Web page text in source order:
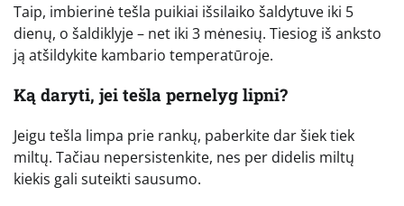
Taip, imbierinė tešla puikiai išsilaiko šaldytuve iki 5
dienų, o šaldiklyje – net iki 3 mėnesių. Tiesiog iš anksto
ją atšildykite kambario temperatūroje.
Ką daryti, jei tešla pernelyg lipni?
Jeigu tešla limpa prie rankų, paberkite dar šiek tiek
miltų. Tačiau nepersistenkite, nes per didelis miltų
kiekis gali suteikti sausumo.